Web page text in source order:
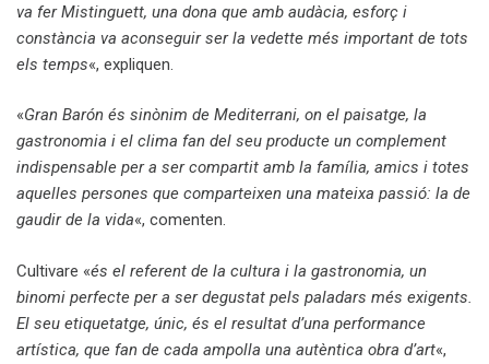
va fer Mistinguett, una dona que amb audàcia, esforç i
constància va aconseguir ser la vedette més important de tots
els temps«, expliquen.
«Gran Barón és sinònim de Mediterrani, on el paisatge, la
gastronomia i el clima fan del seu producte un complement
indispensable per a ser compartit amb la família, amics i totes
aquelles persones que comparteixen una mateixa passió: la de
gaudir de la vida«, comenten.
Cultivare «és el referent de la cultura i la gastronomia, un
binomi perfecte per a ser degustat pels paladars més exigents.
El seu etiquetatge, únic, és el resultat d’una performance
artística, que fan de cada ampolla una autèntica obra d’art«,